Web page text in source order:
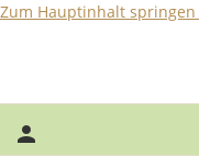
Zum Hauptinhalt springen